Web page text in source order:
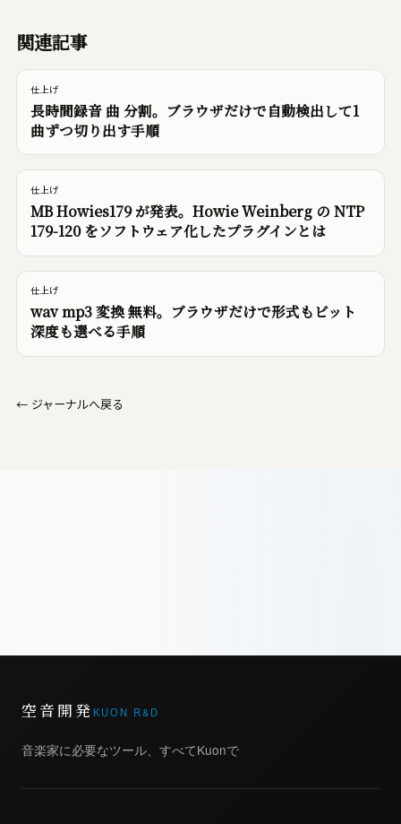
関連記事
仕上げ
長時間録音 曲 分割。ブラウザだけで自動検出して1
曲ずつ切り出す手順
仕上げ
MB Howies179 が発表。Howie Weinberg の NTP
179-120 をソフトウェア化したプラグインとは
仕上げ
wav mp3 変換 無料。ブラウザだけで形式もビット
深度も選べる手順
← ジャーナルへ戻る
空音開発 KUON R&D
音楽家に必要なツール、すべてKuonで